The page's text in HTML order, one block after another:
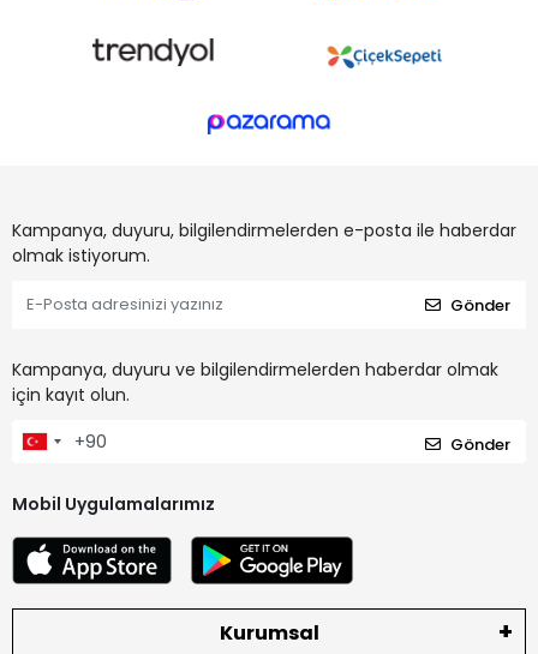
Kampanya, duyuru, bilgilendirmelerden e-posta ile haberdar
olmak istiyorum.
Gönder
Kampanya, duyuru ve bilgilendirmelerden haberdar olmak
için kayıt olun.
Gönder
Mobil Uygulamalarımız
Kurumsal